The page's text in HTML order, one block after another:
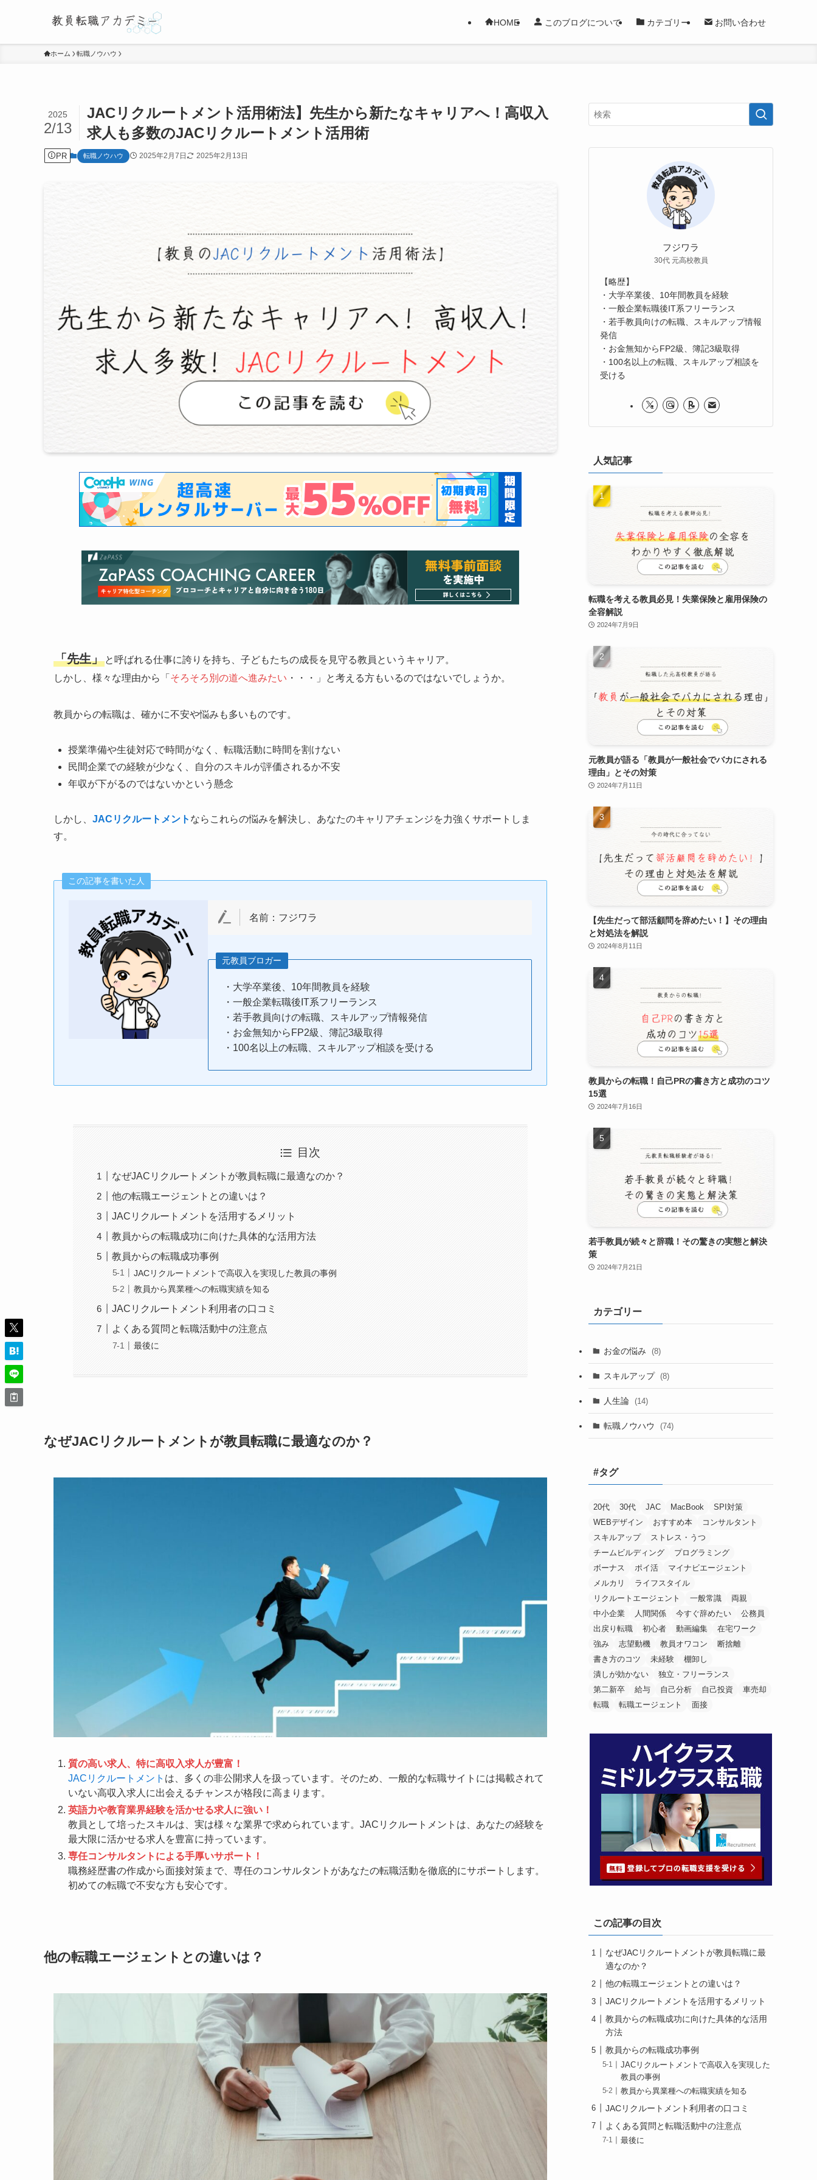
HOME このブログについて カテゴリー お問い合わせ
ホーム 転職ノウハウ
JACリクルートメント活用術法】先生から新たなキャリアへ！高収入
求人も多数のJACリクルートメント活用術
2025
2/13
PR 転職ノウハウ 2025年2月7日 2025年2月13日
「先生」 と呼ばれる仕事に誇りを持ち、子どもたちの成長を見守る教員というキャリア。
しかし、様々な理由から「 そろそろ別の道へ進みたい ・・・」と考える方もいるのではないでしょうか。
教員からの転職は、確かに不安や悩みも多いものです。
授業準備や生徒対応で時間がなく、転職活動に時間を割けない
民間企業での経験が少なく、自分のスキルが評価されるか不安
年収が下がるのではないかという懸念
しかし、 JACリクルートメント ならこれらの悩みを解決し、あなたのキャリアチェンジを力強くサポートしま
す。
この記事を書いた人
名前：フジワラ
元教員ブロガー
・大学卒業後、10年間教員を経験
・一般企業転職後IT系フリーランス
・若手教員向けの転職、スキルアップ情報発信
・お金無知からFP2級、簿記3級取得
・100名以上の転職、スキルアップ相談を受ける
目次
なぜJACリクルートメントが教員転職に最適なのか？
他の転職エージェントとの違いは？
JACリクルートメントを活用するメリット
教員からの転職成功に向けた具体的な活用方法
教員からの転職成功事例
JACリクルートメントで高収入を実現した教員の事例
教員から異業種への転職実績を知る
JACリクルートメント利用者の口コミ
よくある質問と転職活動中の注意点
最後に
なぜJACリクルートメントが教員転職に最適なのか？
質の高い求人、特に高収入求人が豊富！
JACリクルートメント は、多くの非公開求人を扱っています。そのため、一般的な転職サイトには掲載されて
いない高収入求人に出会えるチャンスが格段に高まります。
英語力や教育業界経験を活かせる求人に強い！
教員として培ったスキルは、実は様々な業界で求められています。JACリクルートメントは、あなたの経験を
最大限に活かせる求人を豊富に持っています。
専任コンサルタントによる手厚いサポート！
職務経歴書の作成から面接対策まで、専任のコンサルタントがあなたの転職活動を徹底的にサポートします。
初めての転職で不安な方も安心です。
他の転職エージェントとの違いは？
フジワラ
30代 元高校教員
【略歴】
・大学卒業後、10年間教員を経験
・一般企業転職後IT系フリーランス
・若手教員向けの転職、スキルアップ情報
発信
・お金無知からFP2級、簿記3級取得
・100名以上の転職、スキルアップ相談を
受ける
人気記事
転職を考える教員必見！失業保険と雇用保険の
全容解説
2024年7月9日
元教員が語る「教員が一般社会でバカにされる
理由」とその対策
2024年7月11日
【先生だって部活顧問を辞めたい！】その理由
と対処法を解説
2024年8月11日
教員からの転職！自己PRの書き方と成功のコツ
15選
2024年7月16日
若手教員が続々と辞職！その驚きの実態と解決
策
2024年7月21日
カテゴリー
お金の悩み (8)
スキルアップ (8)
人生論 (14)
転職ノウハウ (74)
#タグ
20代 30代 JAC MacBook
SPI対策
WEBデザイン
おすすめ本
コンサルタント
スキルアップ
ストレス・うつ
チームビルディング
プログラミング
ボーナス
ポイ活
マイナビエージェント
メルカリ
ライフスタイル
リクルートエージェント
一般常識
両親
中小企業
人間関係 今すぐ辞めたい
公務員
出戻り転職
初心者 動画編集
在宅ワーク
強み
志望動機 教員オワコン
断捨離
書き方のコツ
未経験
棚卸し
潰しが効かない
独立・フリーランス
第二新卒
給与 自己分析 自己投資
車売却
転職
転職エージェント 面接
この記事の目次
なぜJACリクルートメントが教員転職に最
適なのか？
他の転職エージェントとの違いは？
JACリクルートメントを活用するメリット
教員からの転職成功に向けた具体的な活用
方法
教員からの転職成功事例
JACリクルートメントで高収入を実現した
教員の事例
教員から異業種への転職実績を知る
JACリクルートメント利用者の口コミ
よくある質問と転職活動中の注意点
最後に